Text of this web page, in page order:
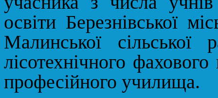
освіти Березнівської
Малинської сільської
лісотехнічного
професійного училища.